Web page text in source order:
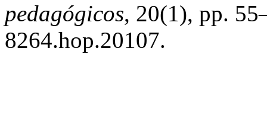
pedagógicos, 20(1), pp.
8264.hop.20107.